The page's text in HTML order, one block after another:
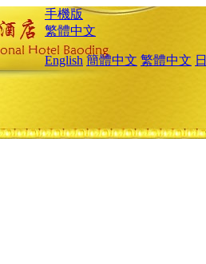
手機版
繁體中文
English 簡體中文 繁體中文